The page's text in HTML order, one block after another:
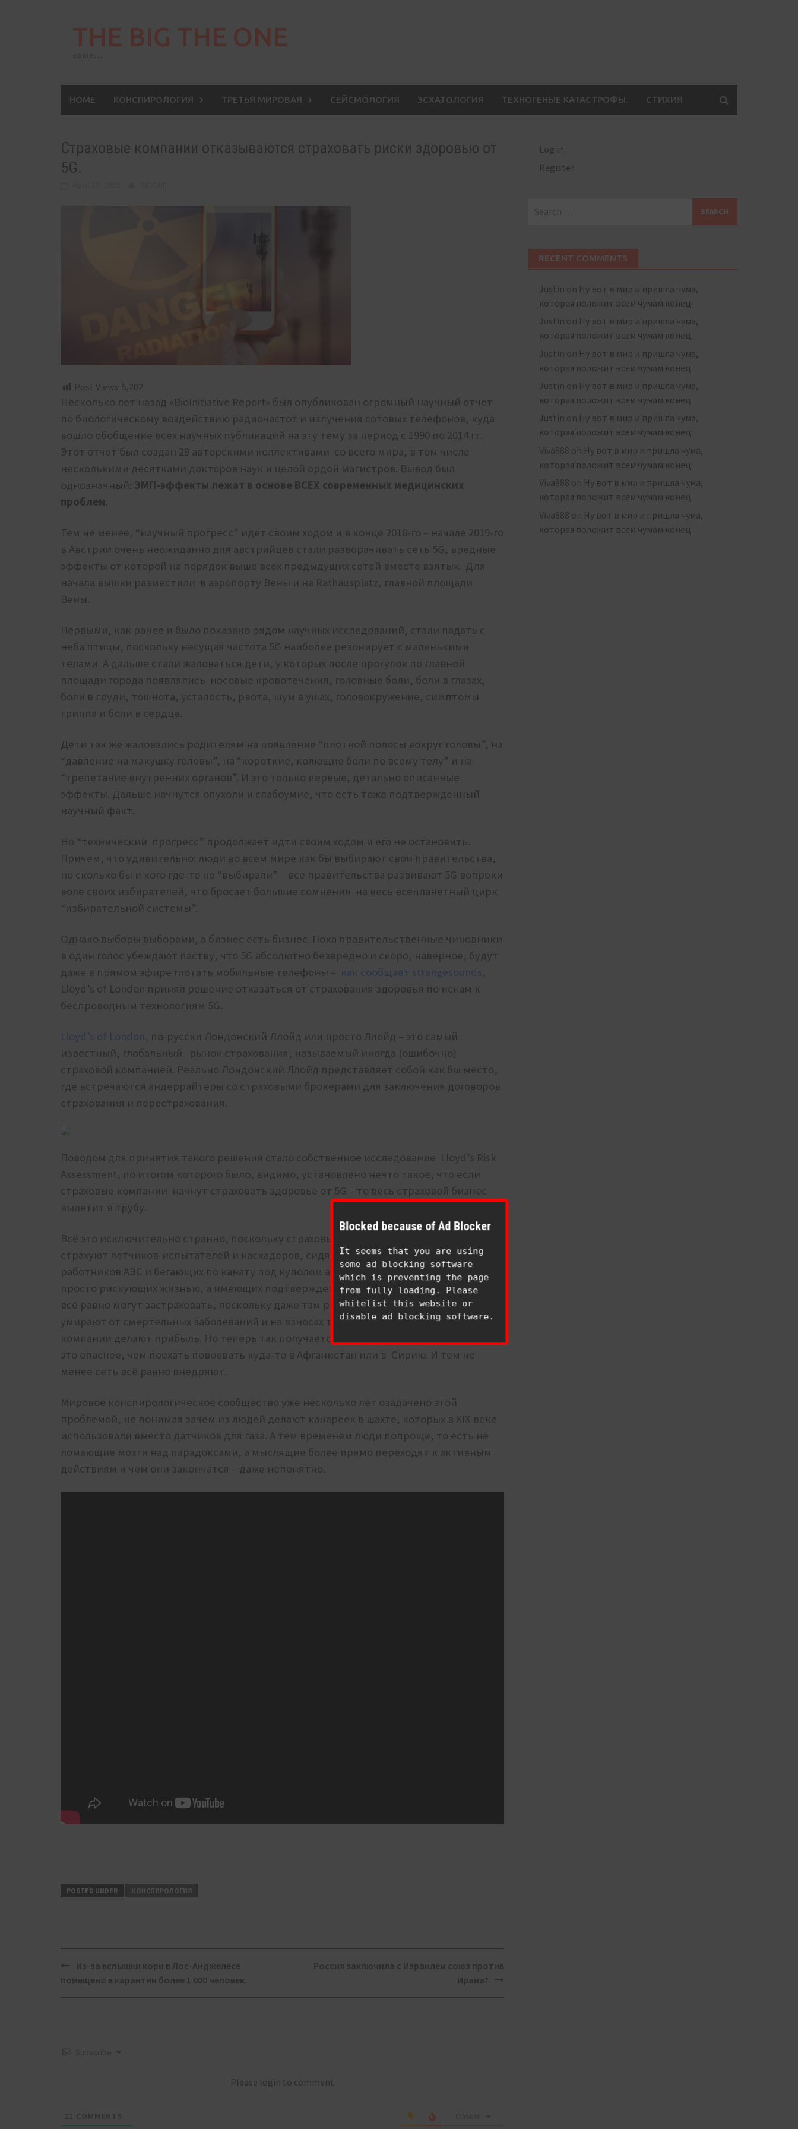
THE BIG THE ONE
HOME КОНСПИРОЛОГИЯ ТРЕТЬЯ МИРОВАЯ СЕЙСМОЛОГИЯ ЭСХАТОЛОГИЯ ТЕХНОГЕНЫЕ КАТАСТРОФЫ. СТИХИЯ
Страховые компании отказываются страховать риски здоровью от
5G.
Post Views: 5,202
Несколько лет назад «BioInitiative Report» был опубликован огромный научный отчет
по биологическому воздействию радиочастот и излучения сотовых телефонов, куда
вошло обобщение всех научных публикаций на эту тему за период с 1990 по 2014 гг.
Этот отчет был создан 29 авторскими коллективами со всего мира, в том числе
несколькими десятками докторов наук и целой ордой магистров. Вывод был
однозначный: ЭМП-эффекты лежат в основе ВСЕХ современных медицинских
проблем.
Тем не менее, “научный прогресс” идет своим ходом и в конце 2018-го – начале 2019-го
в Австрии очень неожиданно для австрийцев стали разворачивать сеть 5G, вредные
эффекты от которой на порядок выше всех предыдущих сетей вместе взятых. Для
начала вышки разместили в аэропорту Вены и на Rathausplatz, главной площади
Вены.
Первыми, как ранее и было показано рядом научных исследований, стали падать с
неба птицы, поскольку несущая частота 5G наиболее резонирует с маленькими
телами. А дальше стали жаловаться дети, у которых после прогулок по главной
площади города появлялись носовые кровотечения, головные боли, боли в глазах,
боли в груди, тошнота, усталость, рвота, шум в ушах, головокружение, симптомы
гриппа и боли в сердце.
Дети так же жаловались родителям на появление “плотной полосы вокруг головы”, на
“давление на макушку головы”, на “короткие, колющие боли по всему телу” и на
“трепетание внутренних органов”. И это только первые, детально описанные
эффекты. Дальше начнутся опухоли и слабоумие, что есть тоже подтвержденный
научный факт.
Но “технический прогресс” продолжает идти своим ходом и его не остановить.
Причем, что удивительно: люди во всем мире как бы выбирают свои правительства,
но сколько бы и кого где-то не “выбирали” – все правительства развивают 5G вопреки
воле своих избирателей, что бросает большие сомнения на весь всепланетный цирк
“избирательной системы”.
Однако выборы выборами, а бизнес есть бизнес. Пока правительственные чиновники
в один голос убеждают паству, что 5G абсолютно безвредно и скоро, наверное, будут
даже в прямом эфире глотать мобильные телефоны – как сообщает strangesounds,
Lloyd’s of London принял решение отказаться от страхования здоровья по искам к
беспроводным технологиям 5G.
Lloyd’s of London, по-русски Лондонский Ллойд или просто Ллойд – это самый
известный, глобальный рынок страхования, называемый иногда (ошибочно)
страховой компанией. Реально Лондонский Ллойд представляет собой как бы место,
где встречаются андеррайтеры со страховыми брокерами для заключения договоров
страхования и перестрахования.
Поводом для принятия такого решения стало собственное исследование Lloyd’s Risk
Assessment, по итогом которого было, видимо, установлено нечто такое, что если
страховые компании начнут страховать здоровье от 5G – то весь страховой бизнес
вылетит в трубу.
Всё это исключительно странно, поскольку страховые компании с удовольствием
страхуют летчиков-испытателей и каскадеров, сидящих верхов на реакторе
работников АЭС и бегающих по канату под куполом артистов цирка. Даже людей, не
просто рискующих жизнью, а имеющих подтвержденное смертельное заболевание
всё равно могут застраховать, поскольку даже там работает статистика – не все
умирают от смертельных заболеваний и на взносах тех, кто выживет страховые
компании делают прибыль. Но теперь так получается, что ходить под вышкой 5G –
это опаснее, чем поехать повоевать куда-то в Афганистан или в Сирию. И тем не
менее сеть всё равно внедряют.
Мировое конспирологическое сообщество уже несколько лет озадачено этой
проблемой, не понимая зачем из людей делают канареек в шахте, которых в XIX веке
использовали вместо датчиков для газа. А тем временем люди попроще, то есть не
ломающие мозги над парадоксами, а мыслящие более прямо переходят к активным
действиям и чем они закончатся – даже непонятно.
POSTED UNDER КОНСПИРОЛОГИЯ
Post
navigation
Из-за вспышки кори в Лос-Анджелесе
помещено в карантин более 1 000 человек.
Россия заключила с Израилем союз против
Ирана?
Please login to comment
Log in
Register
for:
RECENT COMMENTS
Justin on Ну вот в мир и пришла чума,
которая положит всем чумам конец.
Justin on Ну вот в мир и пришла чума,
которая положит всем чумам конец.
Justin on Ну вот в мир и пришла чума,
которая положит всем чумам конец.
Justin on Ну вот в мир и пришла чума,
которая положит всем чумам конец.
Justin on Ну вот в мир и пришла чума,
которая положит всем чумам конец.
Viva888 on Ну вот в мир и пришла чума,
которая положит всем чумам конец.
Viva888 on Ну вот в мир и пришла чума,
которая положит всем чумам конец.
Viva888 on Ну вот в мир и пришла чума,
которая положит всем чумам конец.
Blocked because of Ad Blocker
It seems that you are using
some ad blocking software
which is preventing the page
from fully loading. Please
whitelist this website or
disable ad blocking software.